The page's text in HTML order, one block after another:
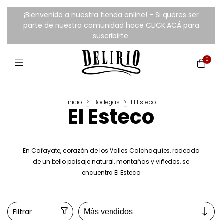
¡Bienvenido a nuestra tienda online! - Si queres ser
parte de nuestra comunidad hace CLICK ACÁ para
suscribirte.
0
Inicio > Bodegas > El Esteco
El Esteco
En Cafayate, corazón de los Valles Calchaquíes, rodeada
de un bello paisaje natural, montañas y viñedos, se
encuentra El Esteco
Filtrar